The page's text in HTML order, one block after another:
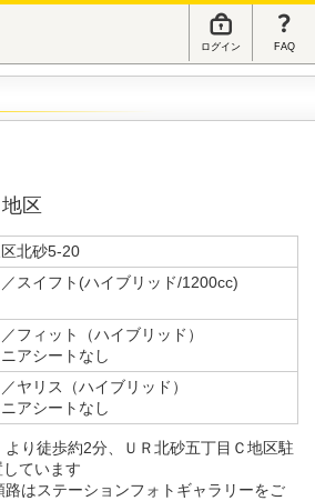
ログイン FAQ
区
北砂5-20
スイフト(ハイブリッド/1200cc)
フィット（ハイブリッド）
アシートなし
ヤリス（ハイブリッド）
アシートなし
より徒歩約2分、ＵＲ北砂五丁目Ｃ地区駐
ています
はステーションフォトギャラリーをご